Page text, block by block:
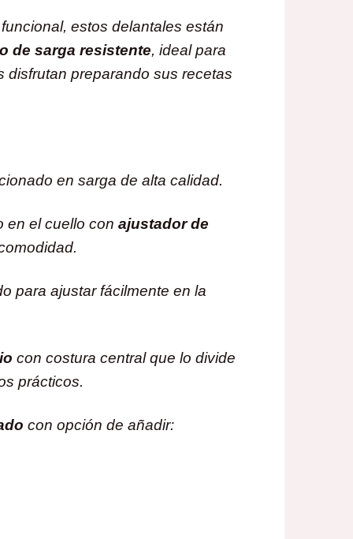
estos delantales están
de sarga resistente, ideal para
disfrutan preparando sus recetas
en sarga de alta calidad.
en el cuello con ajustador de
para ajustar fácilmente en la
con costura central que lo divide
prácticos.
con opción de añadir: